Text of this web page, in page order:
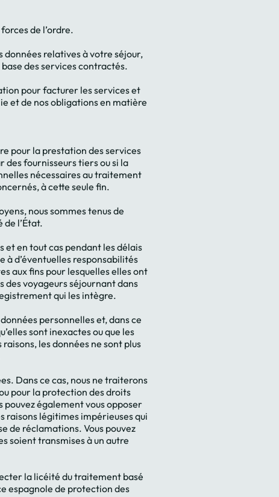
de l’ordre.
relatives à votre séjour,
des services contractés.
pour facturer les services et
et de nos obligations en matière
pour la prestation des services
fournisseurs tiers ou si la
nécessaires au traitement
à cette seule fin.
nous sommes tenus de
l’État.
et en tout cas pendant les délais
à d’éventuelles responsabilités
aux fins pour lesquelles elles ont
voyageurs séjournant dans
qui les intègre.
personnelles et, dans ce
sont inexactes ou que les
les données ne sont plus
Dans ce cas, nous ne traiterons
pour la protection des droits
également vous opposer
raisons légitimes impérieuses qui
de réclamations. Vous pouvez
soient transmises à un autre
la licéité du traitement basé
espagnole de protection des